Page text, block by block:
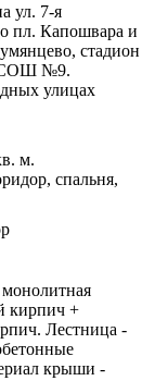
ул. 7-я
пл. Капошвара и
стадион
СОШ №9.
улицах
м.
спальня,
кирпич +
Лестница -
крыши -